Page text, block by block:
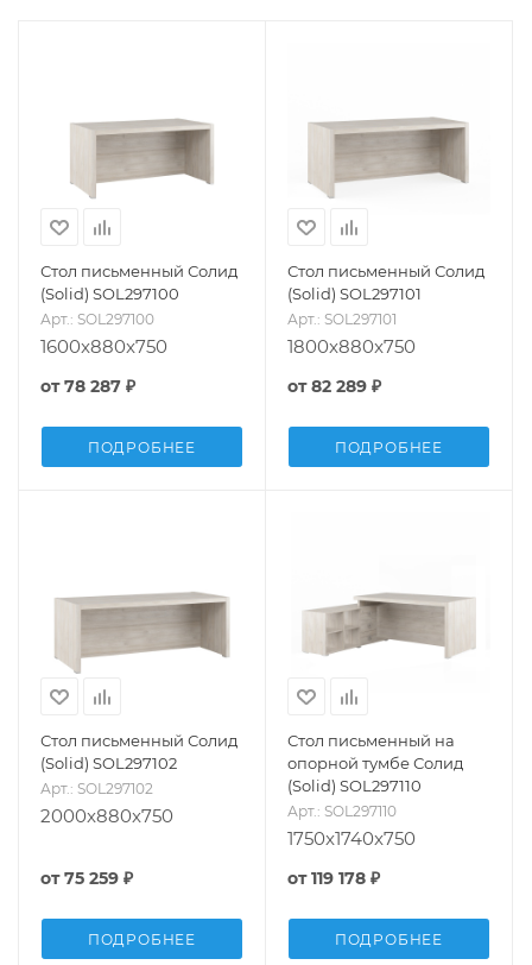
Стол письменный Солид
(Solid) SOL297100
Арт.: SOL297100
1600x880x750
от78 287 ₽
ПОДРОБНЕЕ
Стол письменный Солид
(Solid) SOL297101
Арт.: SOL297101
1800x880x750
от82 289 ₽
ПОДРОБНЕЕ
Стол письменный Солид
(Solid) SOL297102
Арт.: SOL297102
2000x880x750
от75 259 ₽
ПОДРОБНЕЕ
Стол письменный на
опорной тумбе Солид
(Solid) SOL297110
Арт.: SOL297110
1750x1740x750
от119 178 ₽
ПОДРОБНЕЕ